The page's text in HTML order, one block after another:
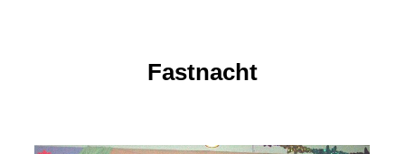
Fastnacht